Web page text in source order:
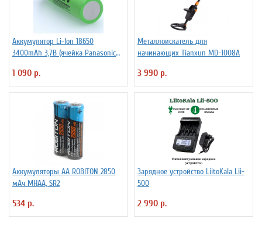
Аккумулятор Li-Ion 18650
3400mAh 3,7В (ячейка Panasonic
1 090 р.
Металлоискатель для
начинающих Tianxun MD-1008A
3 990 р.
Аккумуляторы АА ROBITON 2850
мАч MHAA, SR2
534 р.
Зарядное устройство LiitoKala Lii-
500
2 990 р.